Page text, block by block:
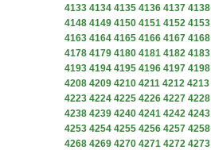
4133 4134 4135 4136 4137 4138
4148 4149 4150 4151 4152 4153
4163 4164 4165 4166 4167 4168
4178 4179 4180 4181 4182 4183
4193 4194 4195 4196 4197 4198
4208 4209 4210 4211 4212 4213
4223 4224 4225 4226 4227 4228
4238 4239 4240 4241 4242 4243
4253 4254 4255 4256 4257 4258
4268 4269 4270 4271 4272 4273